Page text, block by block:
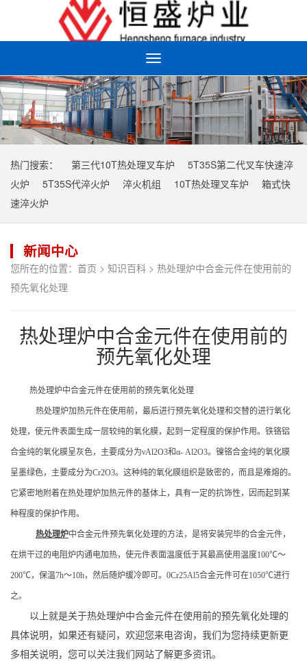
Toggle
navigation
热门搜索： 第三代10T热处理叉车炉
5T35S第二代叉车快速淬
火炉
5T35S代淬火炉 淬火机组 10T热处理叉车炉
箱式快
速淬火炉
新闻中心
您所在的位置： 首页 > 知识百科 > 热处理炉中合金元件在使用前的
预先氧化处理
热处理炉中合金元件在使用前的
预先氧化处理
热处理炉中合金元件在使用前的预先氧化处理
热处理炉加热元件在使用前，最后进行预先氧化处理和交替的进行氧化
处理，使元件表面生成一层较纯的氧化膜，起到一定程度的保护作用。铁铬铝
合金纯的氧化膜呈灰色，主要成分为νAl2O3和α- Al2O3。镍铬合金纯的氧化膜
呈墨绿色，主要成分为Cr2O3。这种纯的氧化膜组织是致密的，而且是难熔的。
它紧密地附着在热处理炉加热元件的基体上，具有一定的抗饰性，因而起到某
种程度的保护作用。
热处理炉中合金元件预先氧化处理的方法，是将安装完毕的合金元件，
在烘干过的电阻炉内通电加热，使元件表面温度低于其最高使用温度100℃～
200℃，保温7h～10h，然后随炉缓冷即可。0Cr25Al5合金元件可在1050℃进行
之。
以上就是关于热处理炉中合金元件在使用前的预先氧化处理的
具体说明，如果还有疑问，欢迎您来电咨询，我们为您持续更新更
多相关说明，您可以关注我们网站了解更多资讯。